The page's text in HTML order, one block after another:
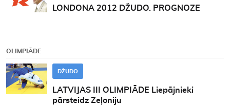
LONDONA 2012 DŽUDO. PROGNOZE
OLIMPIĀDE
DŽUDO
LATVIJAS III OLIMPIĀDE Liepājnieki
pārsteidz Zeļoniju